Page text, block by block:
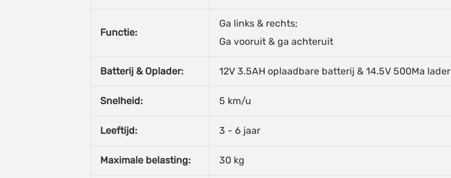
Functie:
Ga links & rechts;
Ga vooruit & ga achteruit
Batterij & Oplader: 12V 3.5AH oplaadbare batterij & 14.5V 500Ma lader
Snelheid: 5 km/u
Leeftijd: 3 - 6 jaar
Maximale belasting: 30 kg